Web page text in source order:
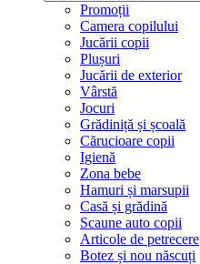
Promoții
Camera copilului
Jucării copii
Plușuri
Jucării de exterior
Vârstă
Jocuri
Grădiniță și școală
Cărucioare copii
Igienă
Zona bebe
Hamuri și marsupii
Casă și grădină
Scaune auto copii
Articole de petrecere
Botez și nou născuți